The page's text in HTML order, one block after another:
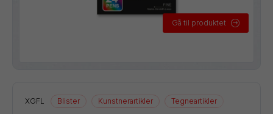
Gå til produktet
XGFL Blister Kunstnerartikler Tegneartikler